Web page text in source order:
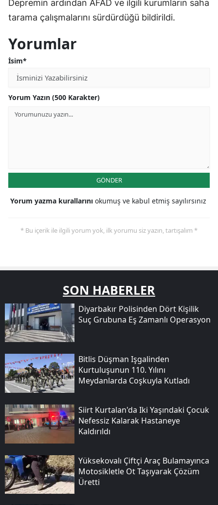
Depremin ardından AFAD ve ilgili kurumların saha
tarama çalışmalarını sürdürdüğü bildirildi.
Yorumlar
İsim*
Yorum Yazın (500 Karakter)
GÖNDER
Yorum yazma kurallarını okumuş ve kabul etmiş sayılırsınız
* Bu içerik ile ilgili yorum yok, ilk yorumu siz yazın, tartışalım *
SON HABERLER
Diyarbakır Polisinden Dört Kişilik
Suç Grubuna Eş Zamanlı Operasyon
Bitlis Düşman Işgalinden
Kurtuluşunun 110. Yılını
Meydanlarda Coşkuyla Kutladı
Siirt Kurtalan'da Iki Yaşındaki Çocuk
Nefessiz Kalarak Hastaneye
Kaldırıldı
Yüksekovalı Çiftçi Araç Bulamayınca
Motosikletle Ot Taşıyarak Çözüm
Üretti